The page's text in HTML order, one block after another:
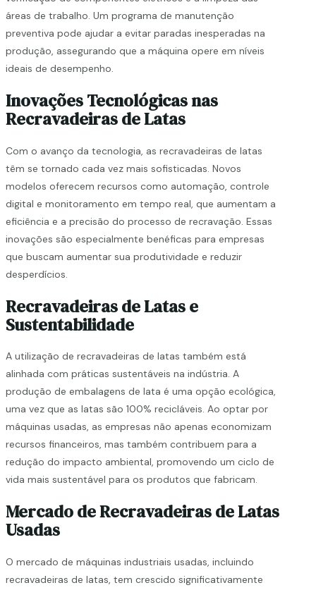
áreas de trabalho. Um programa de manutenção
preventiva pode ajudar a evitar paradas inesperadas na
produção, assegurando que a máquina opere em níveis
ideais de desempenho.
Inovações Tecnológicas nas
Recravadeiras de Latas
Com o avanço da tecnologia, as recravadeiras de latas
têm se tornado cada vez mais sofisticadas. Novos
modelos oferecem recursos como automação, controle
digital e monitoramento em tempo real, que aumentam a
eficiência e a precisão do processo de recravação. Essas
inovações são especialmente benéficas para empresas
que buscam aumentar sua produtividade e reduzir
desperdícios.
Recravadeiras de Latas e
Sustentabilidade
A utilização de recravadeiras de latas também está
alinhada com práticas sustentáveis na indústria. A
produção de embalagens de lata é uma opção ecológica,
uma vez que as latas são 100% recicláveis. Ao optar por
máquinas usadas, as empresas não apenas economizam
recursos financeiros, mas também contribuem para a
redução do impacto ambiental, promovendo um ciclo de
vida mais sustentável para os produtos que fabricam.
Mercado de Recravadeiras de Latas
Usadas
O mercado de máquinas industriais usadas, incluindo
recravadeiras de latas, tem crescido significativamente